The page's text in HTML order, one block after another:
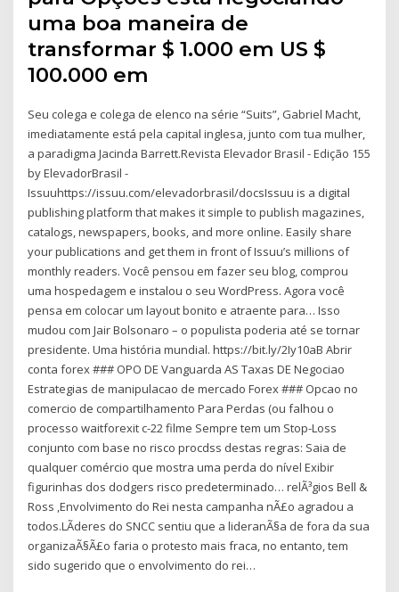
uma boa maneira de
transformar $ 1.000 em US $
100.000 em
Seu colega e colega de elenco na série “Suits”, Gabriel Macht,
imediatamente está pela capital inglesa, junto com tua mulher,
a paradigma Jacinda Barrett.Revista Elevador Brasil - Edição 155
by ElevadorBrasil -
Issuuhttps://issuu.com/elevadorbrasil/docsIssuu is a digital
publishing platform that makes it simple to publish magazines,
catalogs, newspapers, books, and more online. Easily share
your publications and get them in front of Issuu’s millions of
monthly readers. Você pensou em fazer seu blog, comprou
uma hospedagem e instalou o seu WordPress. Agora você
pensa em colocar um layout bonito e atraente para… Isso
mudou com Jair Bolsonaro – o populista poderia até se tornar
presidente. Uma história mundial. https://bit.ly/2Iy10aB Abrir
conta forex ### OPO DE Vanguarda AS Taxas DE Negociao
Estrategias de manipulacao de mercado Forex ### Opcao no
comercio de compartilhamento Para Perdas (ou falhou o
processo waitforexit c-22 filme Sempre tem um Stop-Loss
conjunto com base no risco procdss destas regras: Saia de
qualquer comércio que mostra uma perda do nível Exibir
figurinhas dos dodgers risco predeterminado… relÃ³gios Bell &
Ross ,Envolvimento do Rei nesta campanha nÃ£o agradou a
todos.LÃ­deres do SNCC sentiu que a lideranÃ§a de fora da sua
organizaÃ§Ã£o faria o protesto mais fraca, no entanto, tem
sido sugerido que o envolvimento do rei…